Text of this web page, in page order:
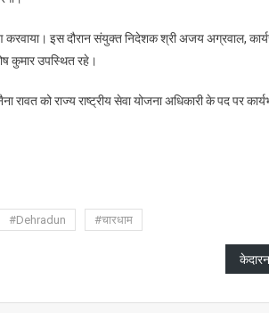
करवाया। इस दौरान संयुक्त निदेशक श्री अजय अग्रवाल,
कुमार उपस्थित रहे।
रावत को राज्य राष्ट्रीय सेवा योजना अधिकारी के पद पर
#Dehradun #चारधाम